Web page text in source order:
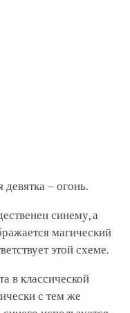
девятка – огонь.
синему, а
магический
этой схеме.
в классической
с тем же